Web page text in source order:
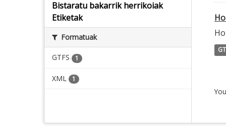
Bistaratu bakarrik herrikoiak
Etiketak
Formatuak
GTFS 1
XML 1